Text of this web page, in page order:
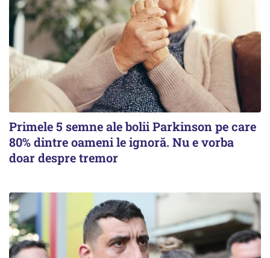
Primele 5 semne ale bolii Parkinson pe care
80% dintre oameni le ignoră. Nu e vorba
doar despre tremor